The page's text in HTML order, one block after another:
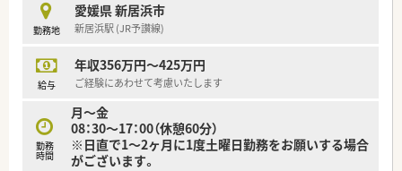
勤務地
愛媛県 新居浜市
新居浜駅 (JR予讃線)
給与
年収356万円～425万円
ご経験にあわせて考慮いたします
勤務
時間
月～金
08：30～17：00（休憩60分）
※日直で1～2ヶ月に1度土曜日勤務をお願いする場合
がございます。